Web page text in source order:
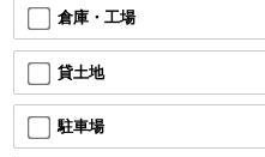
倉庫・工場
貸土地
駐車場